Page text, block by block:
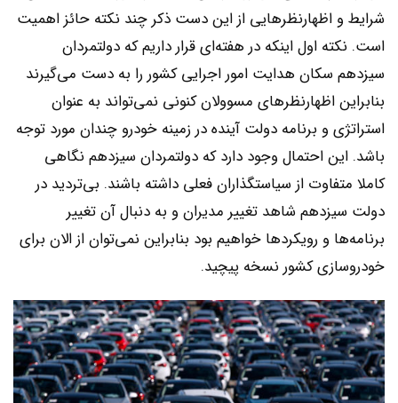
شرایط و اظهارنظرهایی از این دست ذکر چند نکته حائز اهمیت
است. نکته اول اینکه در هفته‌ای قرار داریم که دولتمردان
سیزدهم سکان هدایت امور اجرایی کشور را به دست می‌گیرند
بنابراین اظهارنظرهای مسوولان کنونی نمی‌تواند به عنوان
استراتژی و برنامه دولت آینده در زمینه خودرو چندان مورد توجه
باشد. این احتمال وجود دارد که دولتمردان سیزدهم نگاهی
کاملا متفاوت از سیاستگذاران فعلی داشته باشند. بی‌تردید در
دولت سیزدهم شاهد تغییر مدیران و به دنبال آن تغییر
برنامه‌ها و رویکردها خواهیم بود بنابراین نمی‌توان از الان برای
خودروسازی کشور نسخه پیچید.